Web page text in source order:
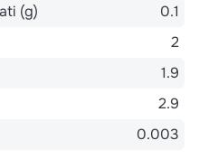
(g)
0.1
2
1.9
2.9
0.003